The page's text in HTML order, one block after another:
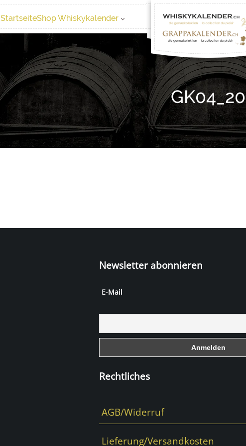
StartseiteShop Whiskykalender
GK04_20
Newsletter abonnieren
E-Mail
Rechtliches
AGB/Widerruf
Lieferung/Versandkosten